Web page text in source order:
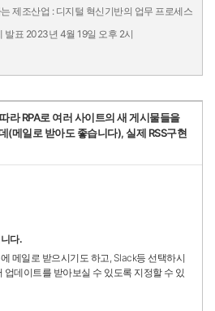
제조산업 : 디지털 혁신기반의 업무 프로세스
발표 2023년 4월 19일 오후 2시
라 RPA로 여러 사이트의 새 게시물들을
(메일로 받아도 좋습니다), 실제 RSS구현
다.
메일로 받으시기도 하고, Slack등 선택하시
업데이트를 받아보실 수 있도록 지정할 수 있